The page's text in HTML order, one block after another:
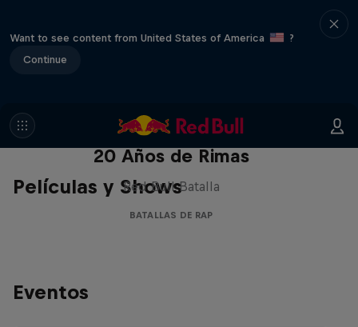
Want to see content from United States of America
?
Continue
Películas y Shows
Red Bull Batalla Nueva Historia:
20 Años de Rimas
Red Bull Batalla
BATALLAS DE RAP
Eventos